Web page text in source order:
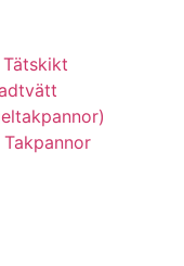
Tätskikt